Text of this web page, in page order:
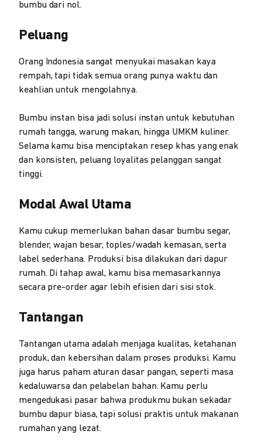
bumbu dari nol.
Peluang
Orang Indonesia sangat menyukai masakan kaya
rempah, tapi tidak semua orang punya waktu dan
keahlian untuk mengolahnya.
Bumbu instan bisa jadi solusi instan untuk kebutuhan
rumah tangga, warung makan, hingga UMKM kuliner.
Selama kamu bisa menciptakan resep khas yang enak
dan konsisten, peluang loyalitas pelanggan sangat
tinggi.
Modal Awal Utama
Kamu cukup memerlukan bahan dasar bumbu segar,
blender, wajan besar, toples/wadah kemasan, serta
label sederhana. Produksi bisa dilakukan dari dapur
rumah. Di tahap awal, kamu bisa memasarkannya
secara pre-order agar lebih efisien dari sisi stok.
Tantangan
Tantangan utama adalah menjaga kualitas, ketahanan
produk, dan kebersihan dalam proses produksi. Kamu
juga harus paham aturan dasar pangan, seperti masa
kedaluwarsa dan pelabelan bahan. Kamu perlu
mengedukasi pasar bahwa produkmu bukan sekadar
bumbu dapur biasa, tapi solusi praktis untuk makanan
rumahan yang lezat.